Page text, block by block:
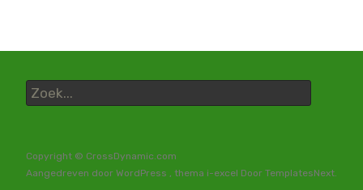
Zoek
naar:
Copyright © CrossDynamic.com
Aangedreven door WordPress
, thema i-excel Door TemplatesNext.